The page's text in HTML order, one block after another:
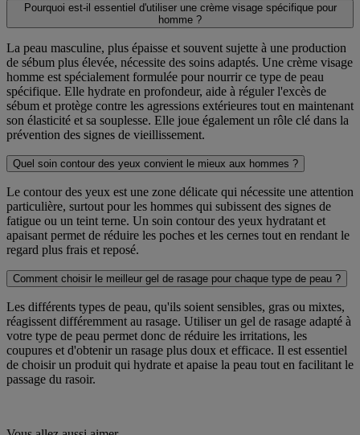
Pourquoi est-il essentiel d'utiliser une crème visage spécifique pour
homme ?
La peau masculine, plus épaisse et souvent sujette à une production
de sébum plus élevée, nécessite des soins adaptés. Une crème visage
homme est spécialement formulée pour nourrir ce type de peau
spécifique. Elle hydrate en profondeur, aide à réguler l'excès de
sébum et protège contre les agressions extérieures tout en maintenant
son élasticité et sa souplesse. Elle joue également un rôle clé dans la
prévention des signes de vieillissement.
Quel soin contour des yeux convient le mieux aux hommes ?
Le contour des yeux est une zone délicate qui nécessite une attention
particulière, surtout pour les hommes qui subissent des signes de
fatigue ou un teint terne. Un soin contour des yeux hydratant et
apaisant permet de réduire les poches et les cernes tout en rendant le
regard plus frais et reposé.
Comment choisir le meilleur gel de rasage pour chaque type de peau ?
Les différents types de peau, qu'ils soient sensibles, gras ou mixtes,
réagissent différemment au rasage. Utiliser un gel de rasage adapté à
votre type de peau permet donc de réduire les irritations, les
coupures et d'obtenir un rasage plus doux et efficace. Il est essentiel
de choisir un produit qui hydrate et apaise la peau tout en facilitant le
passage du rasoir.